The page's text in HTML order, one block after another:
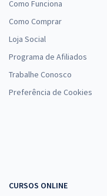
Como Funciona
Como Comprar
Loja Social
Programa de Afiliados
Trabalhe Conosco
Preferência de Cookies
CURSOS ONLINE